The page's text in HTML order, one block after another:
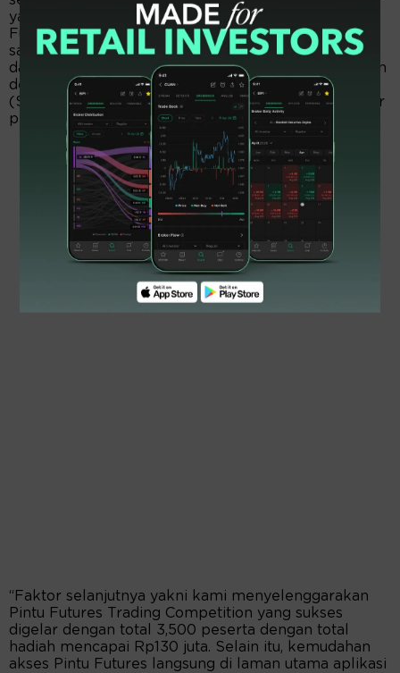
yang mendorong peningkatan volume trading Pintu
Futures selain membaiknya kondisi pasar salah
satunya adalah tersedianya fitur-fitur inovatif yang
dapat dimaksimalkan oleh trader untuk perdagangan
derivatif crypto seperti, Take Profit (TP)/Stop Loss
(SL), indikator margin, hingga yang terbaru yaitu fitur
price protection dan stop order,”
“Faktor selanjutnya yakni kami menyelenggarakan
Pintu Futures Trading Competition yang sukses
digelar dengan total 3,500 peserta dengan total
hadiah mencapai Rp130 juta. Selain itu, kemudahan
akses Pintu Futures langsung di laman utama aplikasi